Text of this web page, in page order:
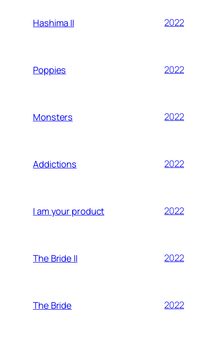
Hashima II 2022
Poppies 2022
Monsters 2022
Addictions 2022
I am your product 2022
The Bride II 2022
The Bride 2022